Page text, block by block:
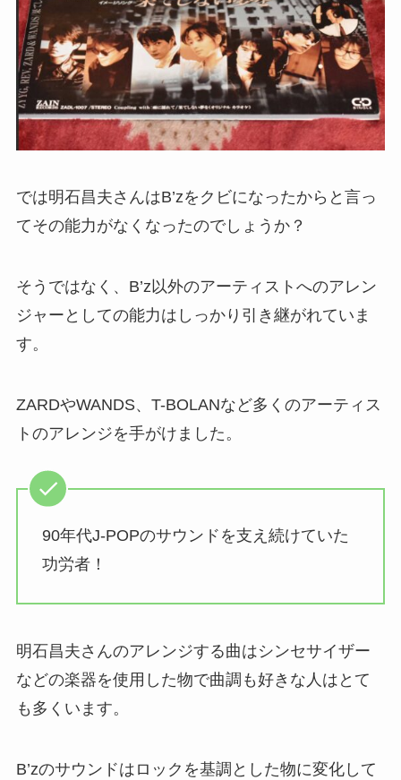
では明石昌夫さんはB’zをクビになったからと言っ
てその能力がなくなったのでしょうか？
そうではなく、B’z以外のアーティストへのアレン
ジャーとしての能力はしっかり引き継がれていま
す。
ZARDやWANDS、T-BOLANなど多くのアーティス
トのアレンジを手がけました。
90年代J-POPのサウンドを支え続けていた
功労者！
明石昌夫さんのアレンジする曲はシンセサイザー
などの楽器を使用した物で曲調も好きな人はとて
も多くいます。
B’zのサウンドはロックを基調とした物に変化して